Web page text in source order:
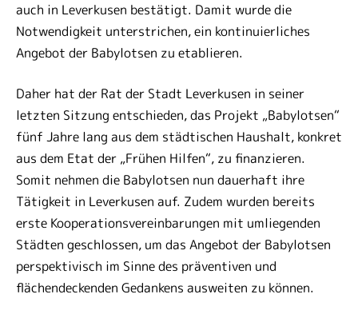
auch in Leverkusen bestätigt. Damit wurde die
Notwendigkeit unterstrichen, ein kontinuierliches
Angebot der Babylotsen zu etablieren.
Daher hat der Rat der Stadt Leverkusen in seiner
letzten Sitzung entschieden, das Projekt „Babylotsen“
fünf Jahre lang aus dem städtischen Haushalt, konkret
aus dem Etat der „Frühen Hilfen“, zu finanzieren.
Somit nehmen die Babylotsen nun dauerhaft ihre
Tätigkeit in Leverkusen auf. Zudem wurden bereits
erste Kooperationsvereinbarungen mit umliegenden
Städten geschlossen, um das Angebot der Babylotsen
perspektivisch im Sinne des präventiven und
flächendeckenden Gedankens ausweiten zu können.